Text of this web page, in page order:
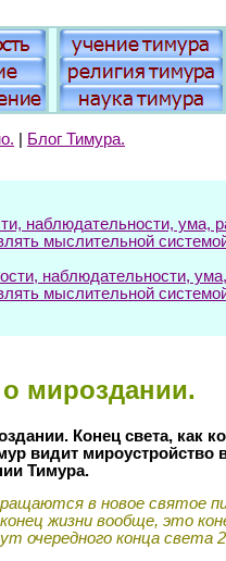
Блог Тимура.
наблюдательности, ума,
мыслительной
наблюдательности,
мыслительной
мироздании.
Конец света, как
видит мироустройство
Тимура.
в новое святое
жизни вообще, это
очередного конца света